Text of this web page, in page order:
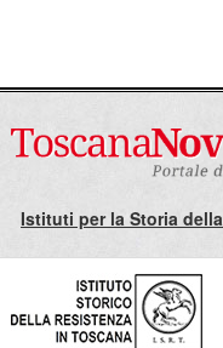
Istituti per la Storia